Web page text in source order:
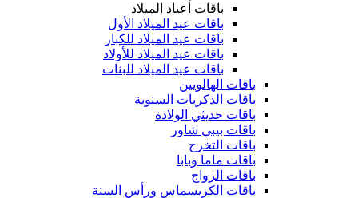
باقات أعياد الميلاد
باقات عيد الميلاد الأول
باقات عيد الميلاد للكبار
باقات عيد الميلاد للأولاد
باقات عيد الميلاد للبنات
باقات الهالويين
باقات الذكريات السنوية
باقات حديثي الولادة
باقات بيبي شاور
باقات التخرج
باقات ماما وبابا
باقات الزواج
باقات الكريسماس ورأس السنة